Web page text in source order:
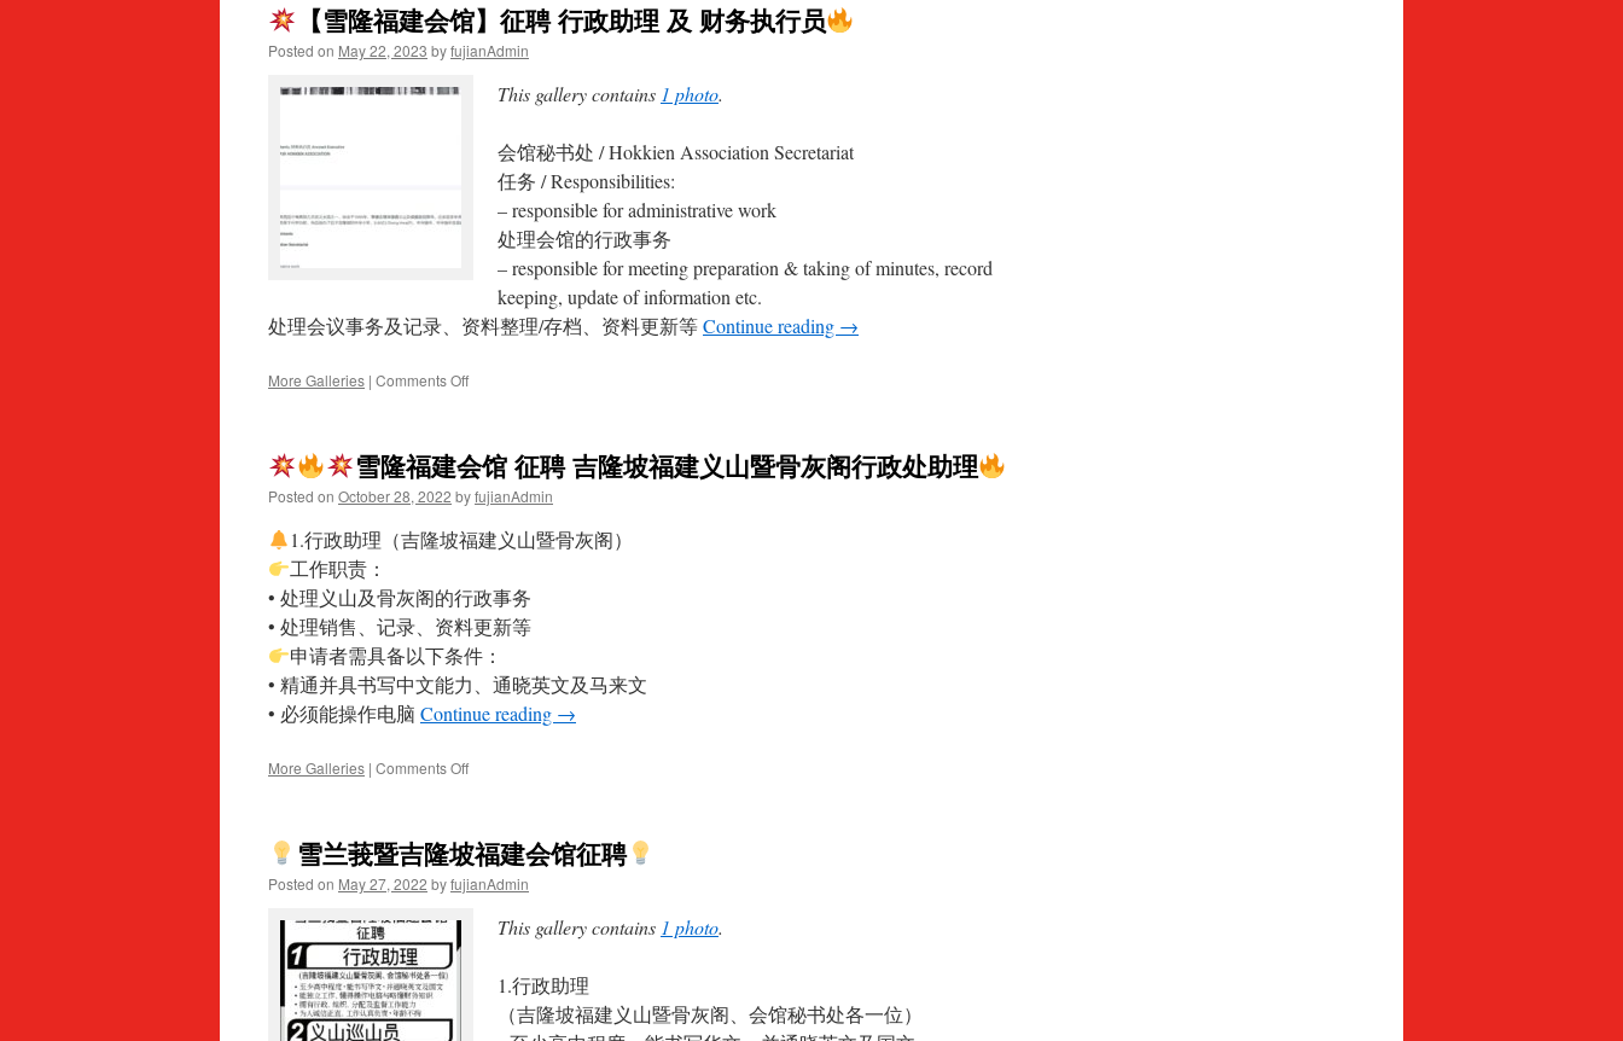
and
Kuala
Lumpur
Association
兰
莪
暨
【雪隆福建会馆】征聘 行政助理 及 财务执行员
Posted on May 22, 2023 byfujianAdmin
This gallery contains 1 photo.
会馆秘书处 / Hokkien Association Secretariat
任务 / Responsibilities:
– responsible for administrative work
处理会馆的行政事务
– responsible for meeting preparation & taking of minutes, record
keeping, update of information etc.
处理会议事务及记录、资料整理/存档、资料更新等Continue reading →
More Galleries | Comments Offon
福
建
会
馆】
征
行
政
助
理
及
务
行
雪隆福建会馆 征聘 吉隆坡福建义山暨骨灰阁行政处助理
Posted on October 28, 2022 byfujianAdmin
1.行政助理（吉隆坡福建义山暨骨灰阁）
工作职责：
• 处理义山及骨灰阁的行政事务
• 处理销售、记录、资料更新等
申请者需具备以下条件：
• 精通并具书写中文能力、通晓英文及马来文
• 必须能操作电脑 Continue reading →
More Galleries | Comments Offon
雪
隆
福
雪兰莪暨吉隆坡福建会馆征聘
Posted on May 27, 2022 byfujianAdmin
This gallery contains 1 photo.
1.行政助理
（吉隆坡福建义山暨骨灰阁、会馆秘书处各一位）